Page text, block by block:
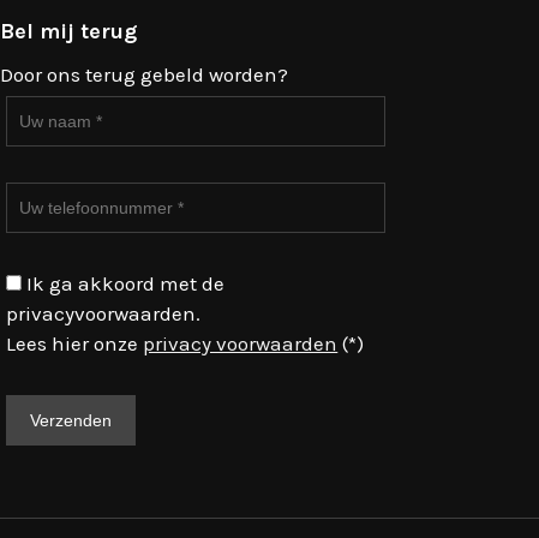
Bel mij terug
Door ons terug gebeld worden?
Ik ga akkoord met de
privacyvoorwaarden.
Lees hier onze privacy voorwaarden (*)